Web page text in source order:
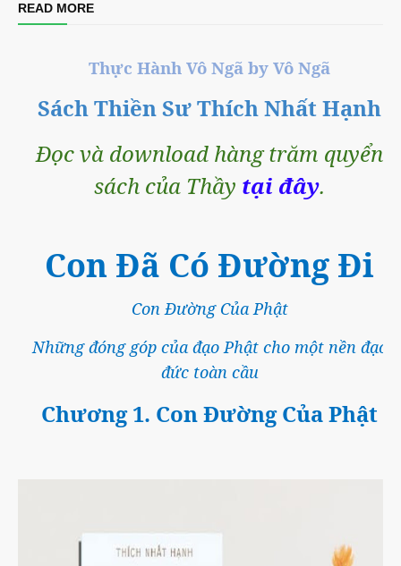
READ MORE
Thực Hành Vô Ngã by Vô Ngã
Sách Thiền Sư Thích Nhất Hạnh
Đọc và download hàng trăm quyển
sách của Thầy tại đây.
Con Đã Có Đường Đi
Con Đường Của Phật
Những đóng góp của đạo Phật cho một nền đạo
đức toàn cầu
Chương 1. Con Đường Của Phật